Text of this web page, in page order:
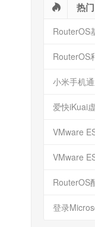
热
小米手机
VMware
VMware
登录